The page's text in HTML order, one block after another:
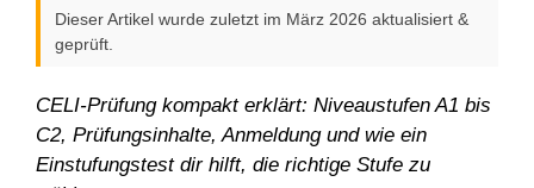
Dieser Artikel wurde zuletzt im März 2026 aktualisiert &
geprüft.
CELI-Prüfung kompakt erklärt: Niveaustufen A1 bis
C2, Prüfungsinhalte, Anmeldung und wie ein
Einstufungstest dir hilft, die richtige Stufe zu